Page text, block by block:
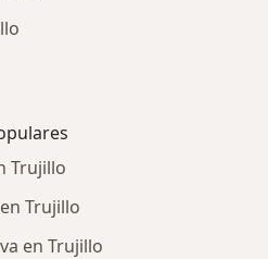
Trujillo
Trujillo
en Trujillo